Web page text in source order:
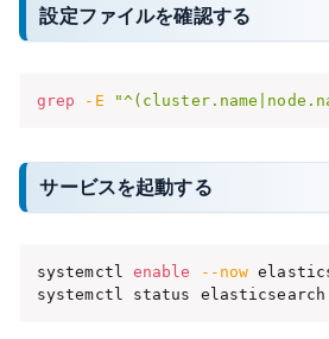
設定ファイルを確認する
grep -E
サービスを起動する
systemctl enable --now
systemctl status elasticsearch